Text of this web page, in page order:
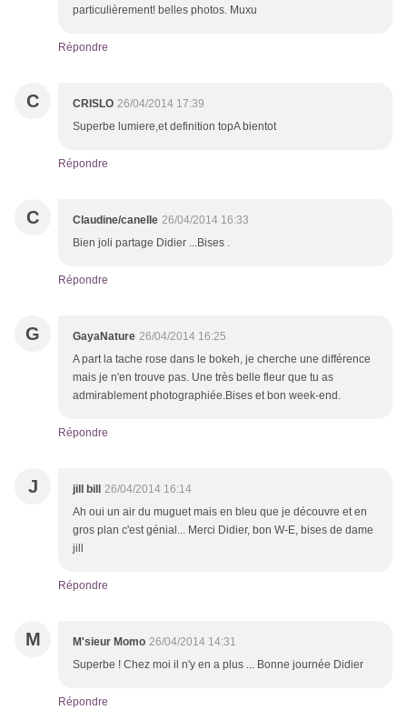
particulièrement! belles photos. Muxu
Répondre
C CRISLO 26/04/2014 17:39
Superbe lumiere,et definition topA bientot
Répondre
C Claudine/canelle 26/04/2014 16:33
Bien joli partage Didier ...Bises .
Répondre
G GayaNature 26/04/2014 16:25
A part la tache rose dans le bokeh, je cherche une différence
mais je n'en trouve pas. Une très belle fleur que tu as
admirablement photographiée.Bises et bon week-end.
Répondre
J jill bill
26/04/2014 16:14
Ah oui un air du muguet mais en bleu que je découvre et en
gros plan c'est génial... Merci Didier, bon W-E, bises de dame
jill
Répondre
M M'sieur Momo 26/04/2014 14:31
Superbe ! Chez moi il n'y en a plus ... Bonne journée Didier
Répondre